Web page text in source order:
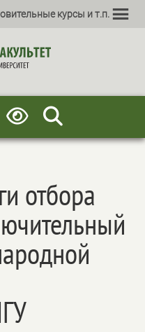
курсы и т.п.
отбора